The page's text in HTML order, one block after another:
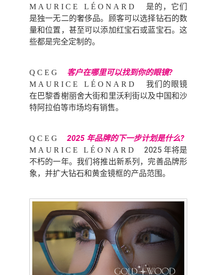
MAURICE LÉONARD
是的，它们
是独一无二的奢侈品。顾客可以选择钻石的数
量和位置，甚至可以添加红宝石或蓝宝石。这
些都是完全定制的。
QCEG 客户在哪里可以找到你的眼镜?
MAURICE LÉONARD
我们的眼镜
在巴黎香榭丽舍大街和里沃利街以及中国和沙
特阿拉伯等市场均有销售。
QCEG 2025 年品牌的下一步计划是什么?
MAURICE LÉONARD
2025 年将是
不朽的一年。我们将推出新系列，完善品牌形
象，并扩大钻石和黄金镜框的产品范围。